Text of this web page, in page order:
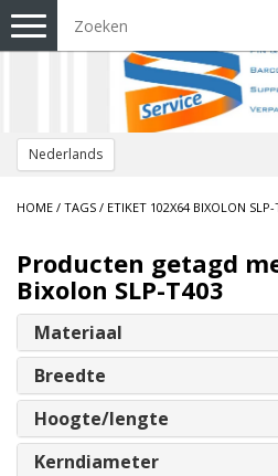
Nederlands
Toggle
navigation
HOME / TAGS / ETIKET 102X64 BIXOLON SLP-
Producten getagd
Bixolon SLP-T403
Materiaal
Breedte
Hoogte/lengte
Kerndiameter